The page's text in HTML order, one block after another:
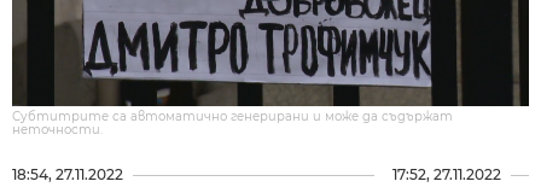
Субтитрите са автоматично генерирани и може да съдържат
неточности.
18:54, 27.11.2022 17:52, 27.11.2022